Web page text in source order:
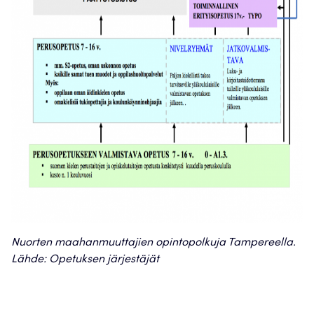
Nuorten maahanmuuttajien opintopolkuja Tampereella.
Lähde: Opetuksen järjestäjät